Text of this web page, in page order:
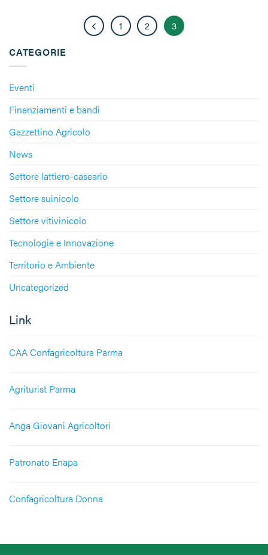
CATEGORIE
Eventi
Finanziamenti e bandi
Gazzettino Agricolo
News
Settore lattiero-caseario
Settore suinicolo
Settore vitivinicolo
Tecnologie e Innovazione
Territorio e Ambiente
Uncategorized
Link
CAA Confagricoltura Parma
Agriturist Parma
Anga Giovani Agricoltori
Patronato Enapa
Confagricoltura Donna
1 2 3